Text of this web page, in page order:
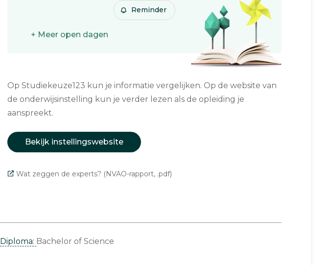
Reminder
+ Meer open dagen
Op Studiekeuze123 kun je informatie vergelijken. Op de website van
de onderwijsinstelling kun je verder lezen als de opleiding je
aanspreekt.
Bekijk instellingswebsite
Wat zeggen de experts? (NVAO-rapport, .pdf)
Diploma: Bachelor of Science